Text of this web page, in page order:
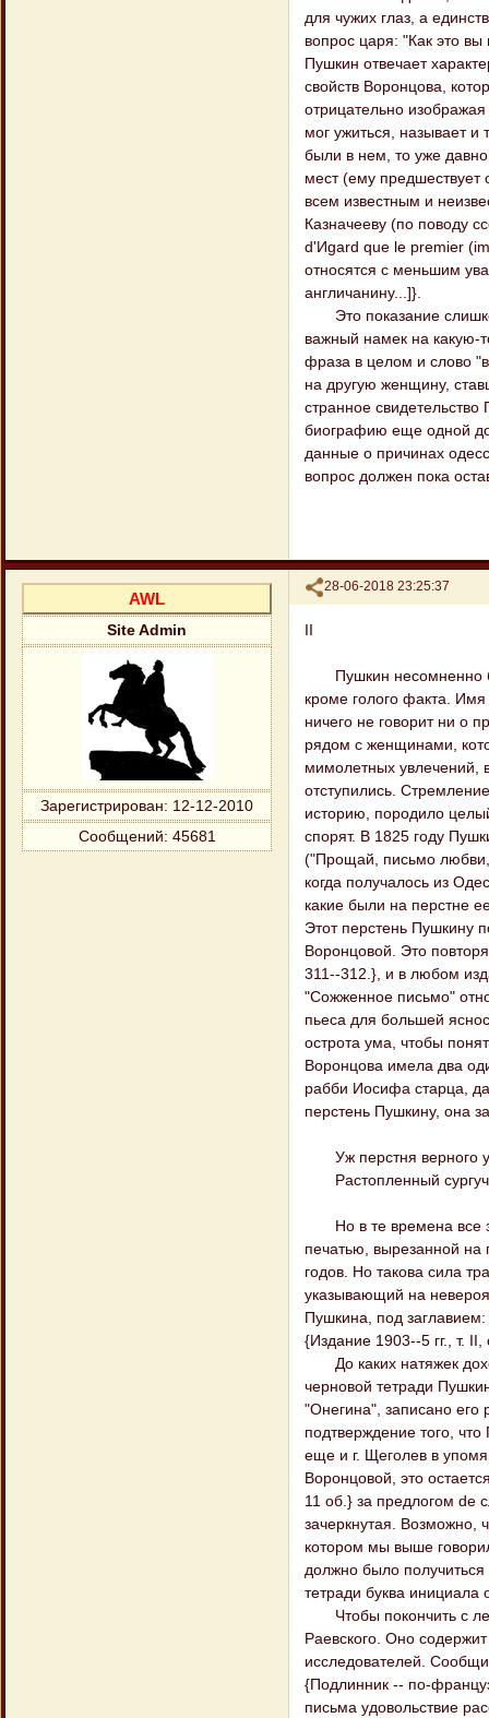
для чужих глаз, а
вопрос царя: "Как это
Пушкин отвечает
свойств Воронцова,
отрицательно
мог ужиться, называет и
были в нем, то уже
мест (ему предшествует
всем известным и
Казначееву (по поводу
d'Иgard que le premier
относятся с меньшим
англичанину...]}.
Это показание
важный намек на какую-
фраза в целом и слово
на другую женщину,
странное
биографию еще одной
данные о причинах
вопрос должен пока
Поделиться
28-06-2018 23:25:37
AWL
Site Admin
Зарегистрирован: 12-12-2010
Сообщений: 45681
II
Пушкин несомненно
кроме голого факта.
ничего не говорит ни о
рядом с женщинами,
мимолетных увлечений,
отступились.
историю, породило
спорят. В 1825 году
("Прощай, письмо любви,
когда получалось из
какие были на перстне
Этот перстень Пушкину
Воронцовой. Это
311--312.}, и в любом
"Сожженное письмо"
пьеса для большей
острота ума, чтобы
Воронцова имела два
рабби Иосифа старца,
перстень Пушкину, она
Уж перстня верного
Растопленный сургуч
Но в те времена все
печатью, вырезанной на
годов. Но такова сила
указывающий на
Пушкина, под
{Издание 1903--5 гг., т.
До каких натяжек
черновой тетради
"Онегина", записано его
подтверждение того,
еще и г. Щеголев в
Воронцовой, это
11 об.} за предлогом de
зачеркнутая. Возможно,
котором мы выше
должно было получиться
тетради буква инициала
Чтобы покончить с
Раевского. Оно
исследователей.
{Подлинник -- по-
письма удовольствие